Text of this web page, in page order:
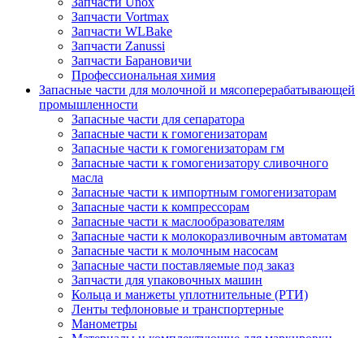
Запчасти Vortmax
Запчасти WLBake
Запчасти Zanussi
Запчасти Барановичи
Профессиональная химия
Запасные части для молочной и мясоперерабатывающей
промышленности
Запасные части для сепаратора
Запасные части к гомогенизаторам
Запасные части к гомогенизаторам гм
Запасные части к гомогенизатору сливочного
масла
Запасные части к импортным гомогенизаторам
Запасные части к компрессорам
Запасные части к маслообразователям
Запасные части к молокоразливочным автоматам
Запасные части к молочным насосам
Запасные части поставляемые под заказ
Запчасти для упаковочных машин
Кольца и манжеты уплотнительные (РТИ)
Ленты тефлоновые и транспортерные
Манометры